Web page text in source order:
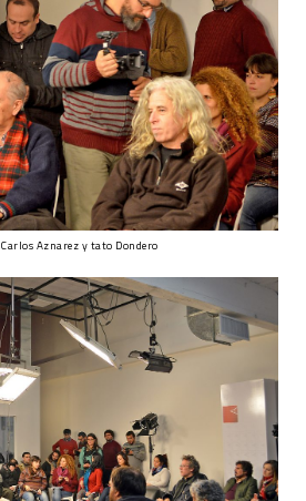
Carlos Aznarez y tato Dondero